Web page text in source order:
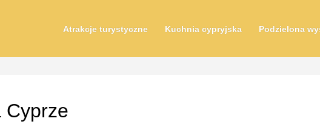
Atrakcje turystyczne Kuchnia cypryjska Podzielona
Cyprze